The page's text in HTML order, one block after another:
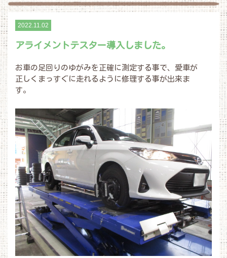
2022.11.02
アライメントテスター導入しました。
お車の足回りのゆがみを正確に測定する事で、愛車が
正しくまっすぐに走れるように修理する事が出来ま
す。